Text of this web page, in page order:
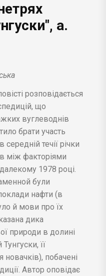
а.
розповідається
що
вуглеводнів
брати участь
течії річки
між факторіями
1978 році.
були
нафти (в
й мови про їх
дика
природи в долині
її
новачків), побачені
Автор оповідає